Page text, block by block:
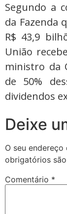
Segundo a
da Fazenda
R$ 43,9
União
ministro da
de 50%
dividendos
Deixe
O seu
obrigatórios
Comentário *